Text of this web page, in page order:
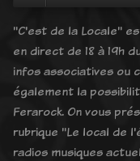
"C'est de la Locale"
en direct de 18 à 19h
infos associatives ou
également la
Ferarock. On vous
rubrique "Le local de
radios musiques